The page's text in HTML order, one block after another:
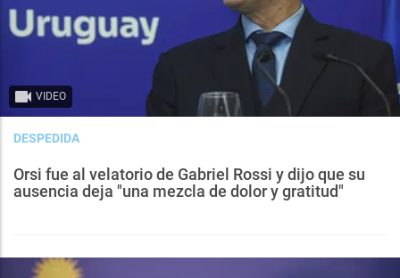
VIDEO
DESPEDIDA
Orsi fue al velatorio de Gabriel Rossi y dijo que su
ausencia deja "una mezcla de dolor y gratitud"